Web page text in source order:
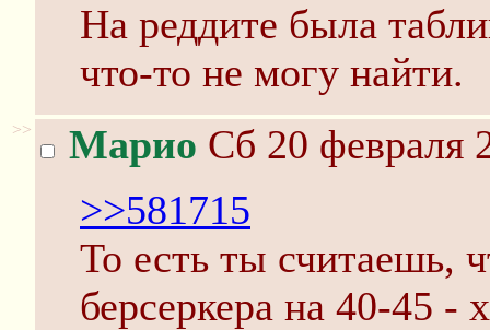
На реддите была
что-то не могу найти.
>> Марио Сб 20 февраля
>>581715
То есть ты считаешь,
берсеркера на 40-45 -